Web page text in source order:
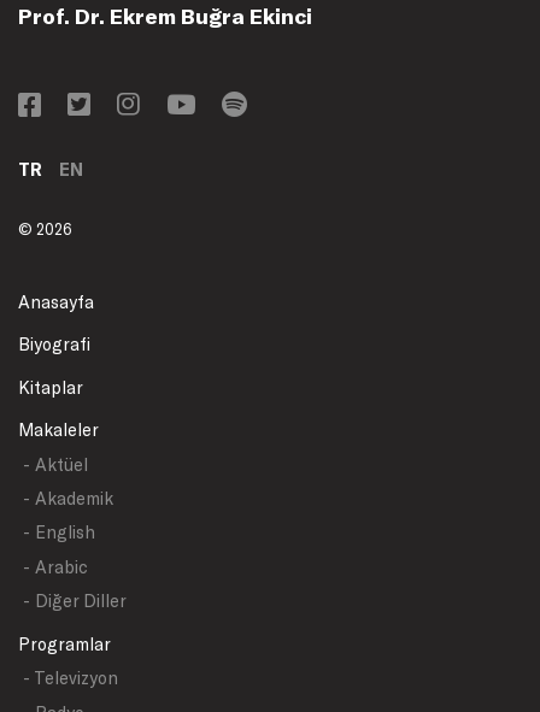
Prof. Dr. Ekrem Buğra Ekinci
TR EN
© 2026
Anasayfa
Biyografi
Kitaplar
Makaleler
- Aktüel
- Akademik
- English
- Arabic
- Diğer Diller
Programlar
- Televizyon